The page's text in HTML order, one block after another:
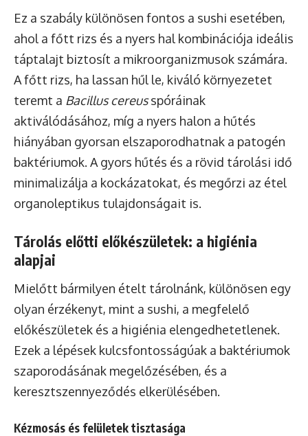
Ez a szabály különösen fontos a sushi esetében,
ahol a főtt rizs és a nyers hal kombinációja ideális
táptalajt biztosít a mikroorganizmusok számára.
A főtt rizs, ha lassan hűl le, kiváló környezetet
teremt a Bacillus cereusspóráinak
aktiválódásához, míg a nyers halon a hűtés
hiányában gyorsan elszaporodhatnak a patogén
baktériumok. A gyors hűtés és a rövid tárolási idő
minimalizálja a kockázatokat, és megőrzi az étel
organoleptikus tulajdonságait is.
Tárolás előtti előkészületek: a higiénia
alapjai
Mielőtt bármilyen ételt tárolnánk, különösen egy
olyan érzékenyt, mint a sushi, a megfelelő
előkészületek és a higiénia elengedhetetlenek.
Ezek a lépések kulcsfontosságúak a baktériumok
szaporodásának megelőzésében, és a
keresztszennyeződés elkerülésében.
Kézmosás és felületek tisztasága